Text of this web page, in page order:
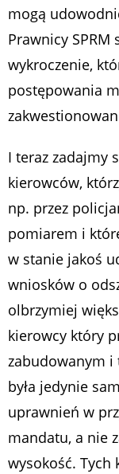
mogą
Prawnicy SPRM
wykroczenie,
postępowania
I teraz zadajmy
kierowców,
np. przez
pomiarem i
w stanie jakoś
wniosków o
olbrzymiej
kierowcy który
zabudowanym i
była jedynie
uprawnień w
mandatu, a nie
wysokość. Tych